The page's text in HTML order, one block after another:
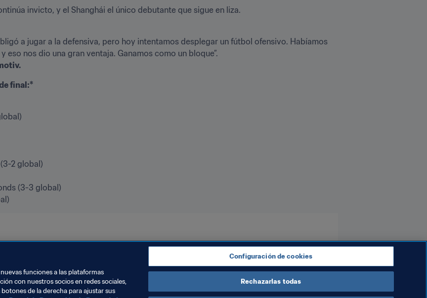
invicto, y el Shanghái el único debutante que sigue en liza.
a jugar a la defensiva, pero hoy intentamos desplegar un fútbol ofensivo. Habíamos
nos dio una gran ventaja. Ganamos como un bloque”.
final:*
(3-3 global)
United Arab Emirates Uzbekistan AFC
funciones a las plataformas
con nuestros socios en redes sociales,
de la derecha para ajustar sus
Configuración de cookies
Rechazarlas todas